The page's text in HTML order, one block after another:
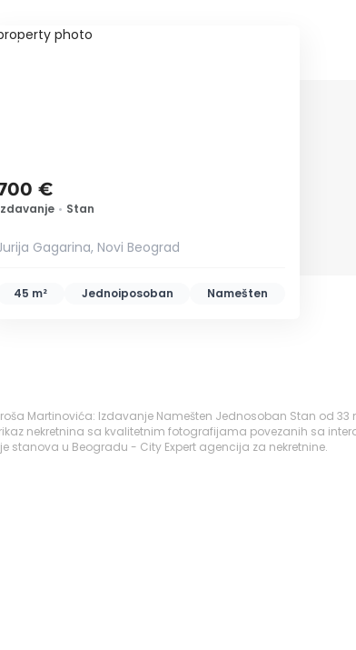
37905
€
• Stan
Gagarina, Novi Beograd
45 m² Jednoiposoban Namešten
Martinovića: Izdavanje Namešten Jednosoban Stan od
nekretnina sa kvalitetnim fotografijama povezanih sa
stanova u Beogradu - City Expert agencija za nekretnine.